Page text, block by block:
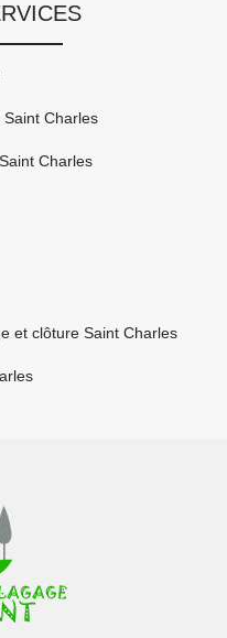
Charles
Charles
et clôture Saint Charles